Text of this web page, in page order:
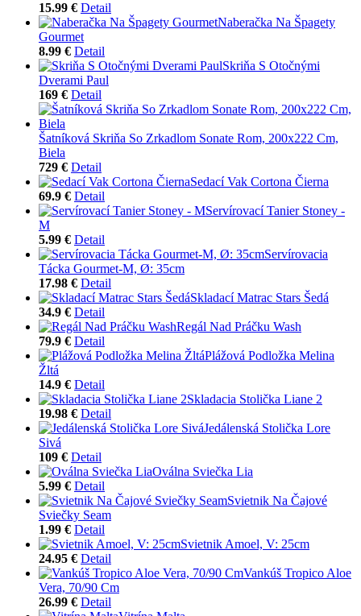
15.99 € Detail
Naberačka Na Špagety
Gourmet
8.99 € Detail
Skriňa S Otočnými
Dverami Paul
169 € Detail
Šatníková Skriňa So Zrkadlom Sonate Rom, 200x222 Cm,
Biela
729 € Detail
Sedací Vak Cortona Čierna
69.9 € Detail
Servírovací Tanier Stoney -
M
5.99 € Detail
Servírovacia
Tácka Gourmet-M, Ø: 35cm
17.98 € Detail
Skladací Matrac Stars Šedá
34.9 € Detail
Regál Nad Práčku Wash
79.9 € Detail
Plážová Podložka Melina
Žltá
14.9 € Detail
Skladacia Stolička Liane 2
19.98 € Detail
Jedálenská Stolička Lore
Sivá
109 € Detail
Oválna Sviečka Lia
5.99 € Detail
Svietnik Na Čajové
Sviečky Seam
1.99 € Detail
Svietnik Amoel, V: 25cm
24.95 € Detail
Vankúš Tropico Aloe
Vera, 70/90 Cm
26.99 € Detail